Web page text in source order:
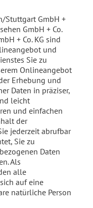
Stuttgart GmbH +
GmbH + Co.
+ Co. KG sind
und
Sie zu
Onlineangebot
Erhebung und
Daten in präziser,
leicht
und einfachen
der
jederzeit abrufbar
Sie zu
Daten
Als
alle
auf eine
natürliche Person